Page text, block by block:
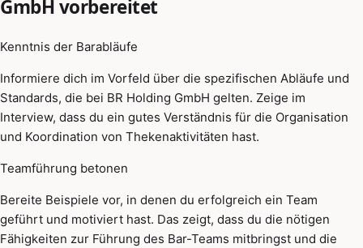
GmbH vorbereitet
Kenntnis der Barabläufe
Informiere dich im Vorfeld über die spezifischen Abläufe und
Standards, die bei BR Holding GmbH gelten. Zeige im
Interview, dass du ein gutes Verständnis für die Organisation
und Koordination von Thekenaktivitäten hast.
Teamführung betonen
Bereite Beispiele vor, in denen du erfolgreich ein Team
geführt und motiviert hast. Das zeigt, dass du die nötigen
Fähigkeiten zur Führung des Bar-Teams mitbringst und die